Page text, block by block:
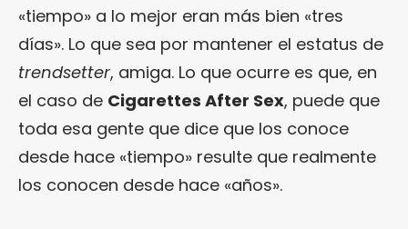
«tiempo» a lo mejor eran más bien «tres
días». Lo que sea por mantener el estatus de
trendsetter, amiga. Lo que ocurre es que, en
el caso de Cigarettes After Sex, puede que
toda esa gente que dice que los conoce
desde hace «tiempo» resulte que realmente
los conocen desde hace «años».